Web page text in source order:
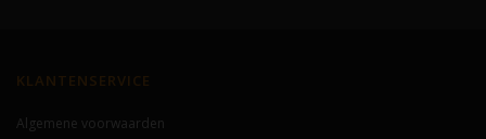
KLANTENSERVICE
Algemene voorwaarden